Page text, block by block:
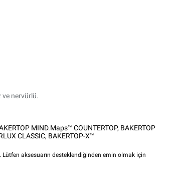
ve nervürlü.
MIND.Maps™ COUNTERTOP, BAKERTOP
CLASSIC, BAKERTOP-X™
aksesuarın desteklendiğinden emin olmak için